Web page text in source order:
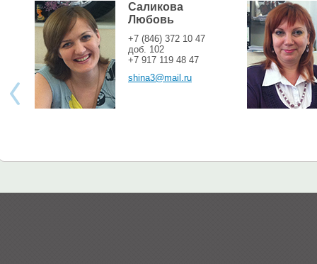
Саликова
Любовь
+7 (846) 372 10 47
доб. 102
+7 917 119 48 47
shina3@mail.ru